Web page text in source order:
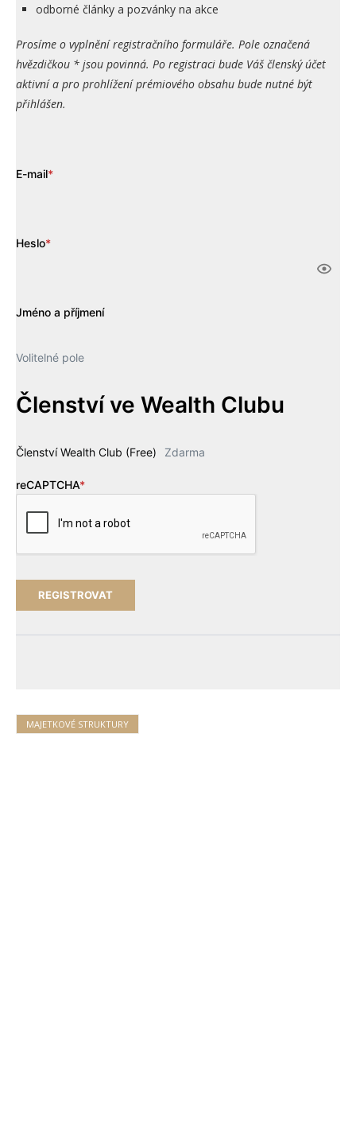
odborné články a pozvánky na akce
Prosíme o vyplnění registračního formuláře. Pole označená
hvězdičkou * jsou povinná. Po registraci bude Váš členský účet
aktivní a pro prohlížení prémiového obsahu bude nutné být
přihlášen.
E-mail*
Heslo*
Jméno a příjmení
Volitelné pole
Členství ve Wealth Clubu
Členství Wealth Club (Free) Zdarma
reCAPTCHA*
MAJETKOVÉ STRUKTURY